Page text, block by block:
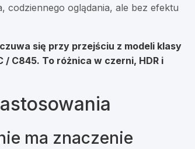
codziennego oglądania, ale bez efektu
się przy przejściu z modeli klasy
/ C845. To różnica w czerni, HDR i
ma znaczenie